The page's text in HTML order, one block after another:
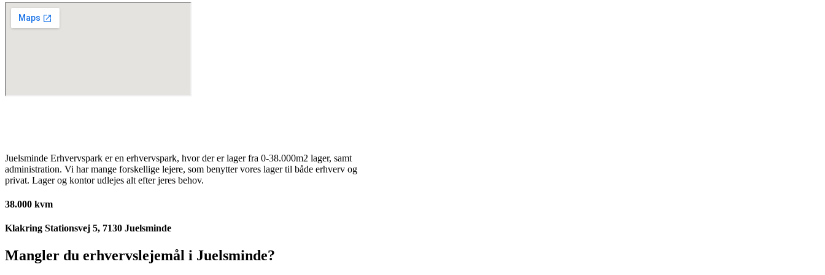
Juelsminde Erhvervspark er en erhvervspark, hvor der er lager fra 0-38.000m2 lager, samt
administration. Vi har mange forskellige lejere, som benytter vores lager til både erhverv og
privat. Lager og kontor udlejes alt efter jeres behov.
38.000 kvm
Klakring Stationsvej 5, 7130 Juelsminde
Mangler du erhvervslejemål i Juelsminde?